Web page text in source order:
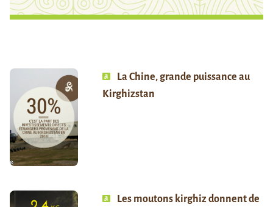
La Chine, grande puissance au
Kirghizstan
Les moutons kirghiz donnent de